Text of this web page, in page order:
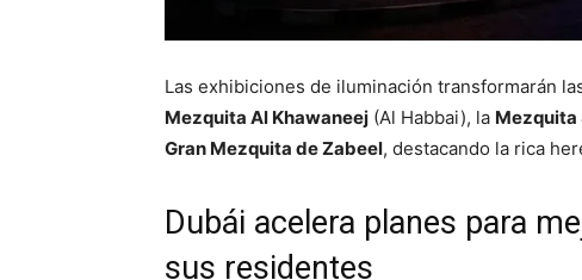
Las exhibiciones de iluminación transformarán
Mezquita Al Khawaneej (Al Habbai), la Mezquita
Gran Mezquita de Zabeel, destacando la rica
Dubái acelera planes para
sus residentes